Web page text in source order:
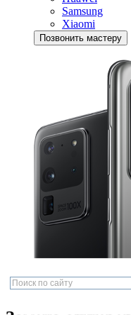
Samsung
Xiaomi
Позвонить мастеру